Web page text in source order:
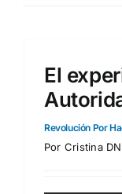
El
Revolución Por
Por Cristina DN